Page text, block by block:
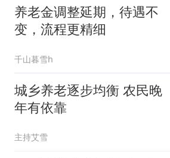
养老金调整延期，待遇不
变，流程更精细
千山暮雪h
城乡养老逐步均衡 农民晚
年有依靠
主持艾雪